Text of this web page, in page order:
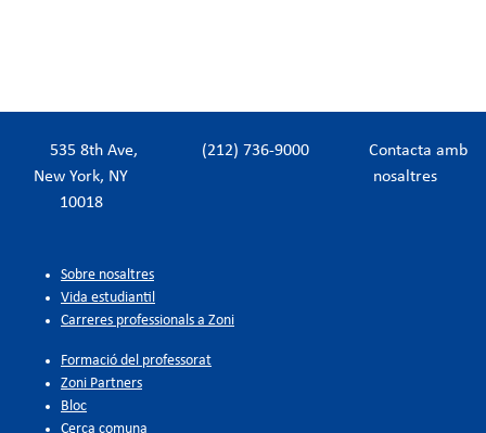
535 8th Ave,
New York, NY
10018
(212) 736-9000
Contacta amb
nosaltres
Sobre nosaltres
Vida estudiantil
Carreres professionals a Zoni
Formació del professorat
Zoni Partners
Bloc
Cerca comuna